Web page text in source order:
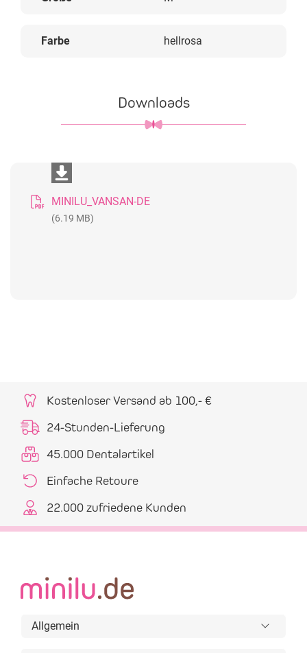
Farbe hellrosa
Downloads
MINILU_VANSAN-DE
(6.19 MB)
Kostenloser Versand ab 100,- €
24-Stunden-Lieferung
45.000 Dentalartikel
Einfache Retoure
22.000 zufriedene Kunden
Allgemein